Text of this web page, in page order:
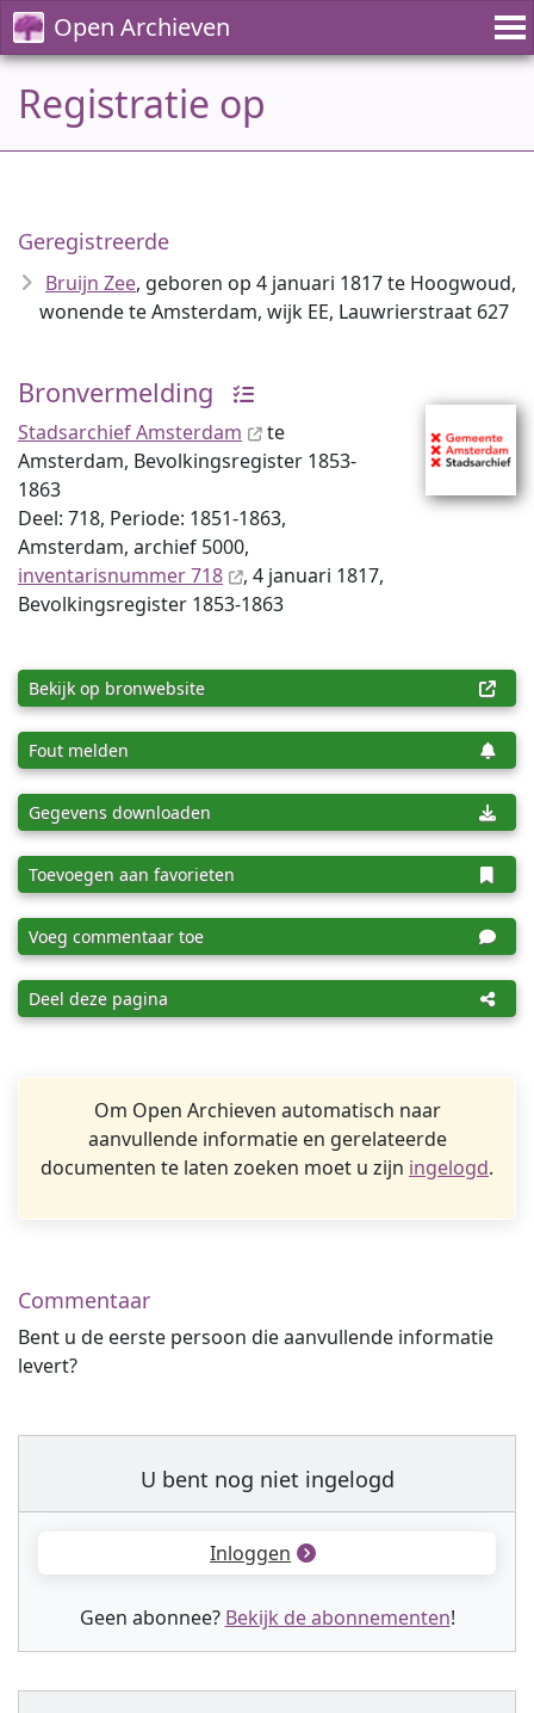
Open Archieven
Registratie op
Geregistreerde
Bruijn Zee, geboren op 4 januari 1817 te Hoogwoud,
wonende te Amsterdam, wijk EE, Lauwrierstraat 627
Bronvermelding
Stadsarchief Amsterdam
te
Amsterdam, Bevolkingsregister 1853-
1863
Deel: 718, Periode: 1851-1863,
Amsterdam, archief 5000,
inventaris­num­mer 718
, 4 januari 1817,
Bevolkingsregister 1853-1863
Bekijk op bronwebsite
Fout melden
Gegevens downloaden
Toevoegen aan favorieten
Voeg commentaar toe
Deel deze pagina
Om Open Archieven automatisch naar
aanvullende informatie en gerelateerde
documenten te laten zoeken moet u zijn ingelogd.
Commentaar
Bent u de eerste persoon die aanvullende informatie
levert?
U bent nog niet ingelogd
Inloggen
Geen abonnee? Bekijk de abonnementen!